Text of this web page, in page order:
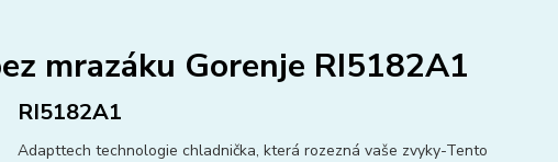
mrazáku Gorenje RI5182A1
RI5182A1
Adapttech technologie chladnička, která rozezná vaše zvyky-Tento